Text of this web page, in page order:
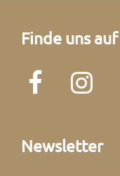
Finde uns auf
Newsletter